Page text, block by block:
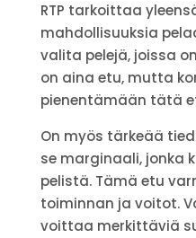
RTP tarkoittaa
mahdollisuuksia
valita pelejä, joissa
on aina etu, mutta
pienentämään tätä
On myös tärkeää
se marginaali, jonka
pelistä. Tämä etu
toiminnan ja voitot.
voittaa merkittäviä